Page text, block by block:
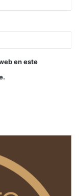
en este